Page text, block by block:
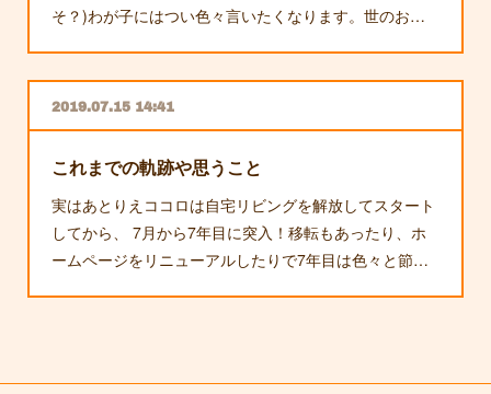
そ？)わが子にはつい色々言いたくなります。世のお…
2019.07.15 14:41
これまでの軌跡や思うこと
実はあとりえココロは自宅リビングを解放してスタート
してから、 7月から7年目に突入！移転もあったり、ホ
ームページをリニューアルしたりで7年目は色々と節…